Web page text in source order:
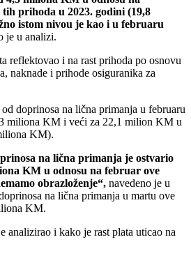
tih prihoda u 2023. godini (19,8
istom nivou je kao i u februaru
je u analizi.
reflektovao i na rast prihoda po osnovu
naknade i prihode osiguranika za
doprinosa na lična primanja u februaru
miliona KM i veći za 22,1 milion KM u
KM).
na lična primanja je ostvario
KM u odnosu na februar ove
obrazloženje“, navedeno je u
na lična primanja u martu ove
KM.
analizirao i kako je rast plata uticao na